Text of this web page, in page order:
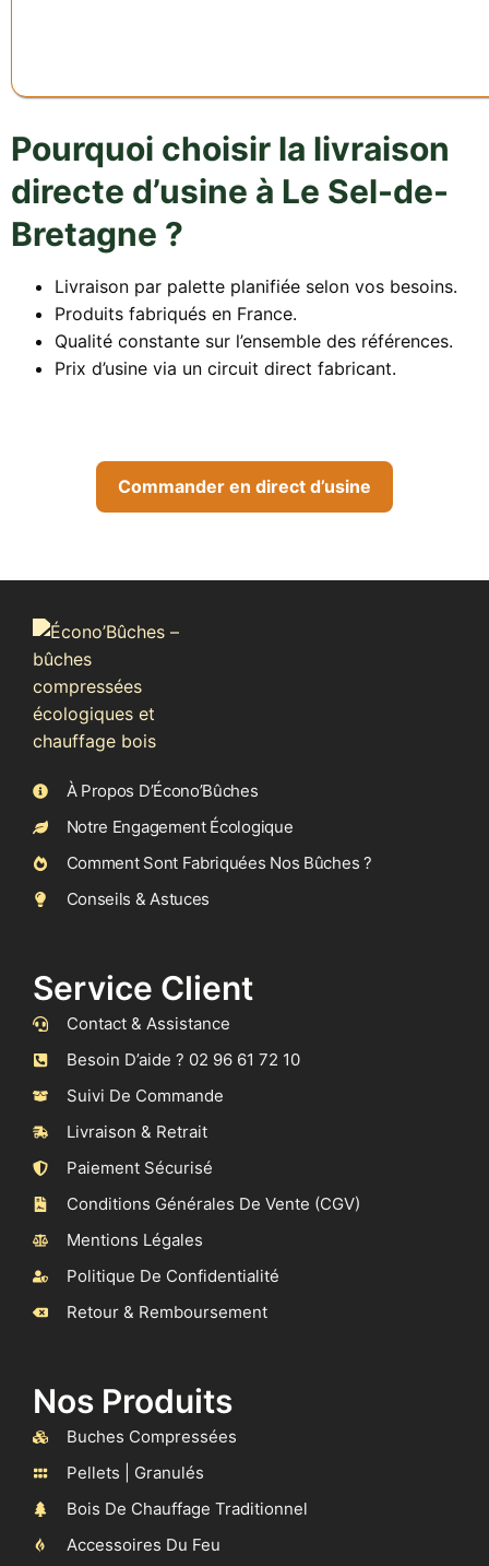
Pourquoi choisir la livraison
directe d’usine à Le Sel-de-
Bretagne ?
Livraison par palette planifiée selon vos besoins.
Produits fabriqués en France.
Qualité constante sur l’ensemble des références.
Prix d’usine via un circuit direct fabricant.
Commander en direct d’usine
Nos Produits
Buches Compressées
Pellets | Granulés
Bois De Chauffage Traditionnel
Accessoires Du Feu
À Propos D’Écono’Bûches
Notre Engagement Écologique
Comment Sont Fabriquées Nos Bûches ?
Conseils & Astuces
Service Client
Contact & Assistance
Besoin D’aide ? 02 96 61 72 10
Suivi De Commande
Livraison & Retrait
Paiement Sécurisé
Conditions Générales De Vente (CGV)
Mentions Légales
Politique De Confidentialité
Retour & Remboursement